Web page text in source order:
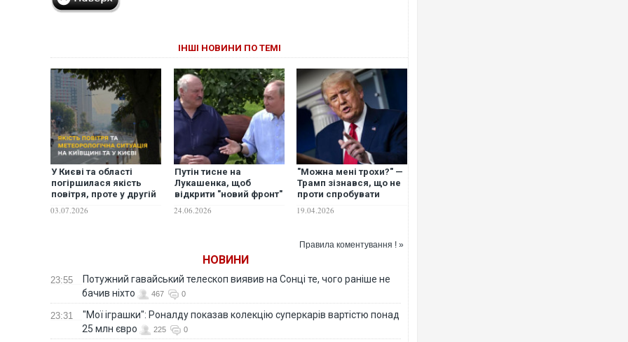
ІНШІ НОВИНИ ПО ТЕМІ
У Києві та області
погіршилася якість
повітря, проте у другій
половині дня
очікуються дощі, які
03.07.2026
Путін тисне на
Лукашенка, щоб
відкрити "новий фронт"
проти України — WSJ
24.06.2026
"Можна мені трохи?" —
Трамп зізнався, що не
проти спробувати
психоделіки
19.04.2026
Правила коментування ! »
НОВИНИ
23:55
Потужний гавайський телескоп виявив на Сонці те, чого раніше не
бачив ніхто
467 0
23:31
"Мої іграшки": Роналду показав колекцію суперкарів вартістю понад
25 млн євро
225 0